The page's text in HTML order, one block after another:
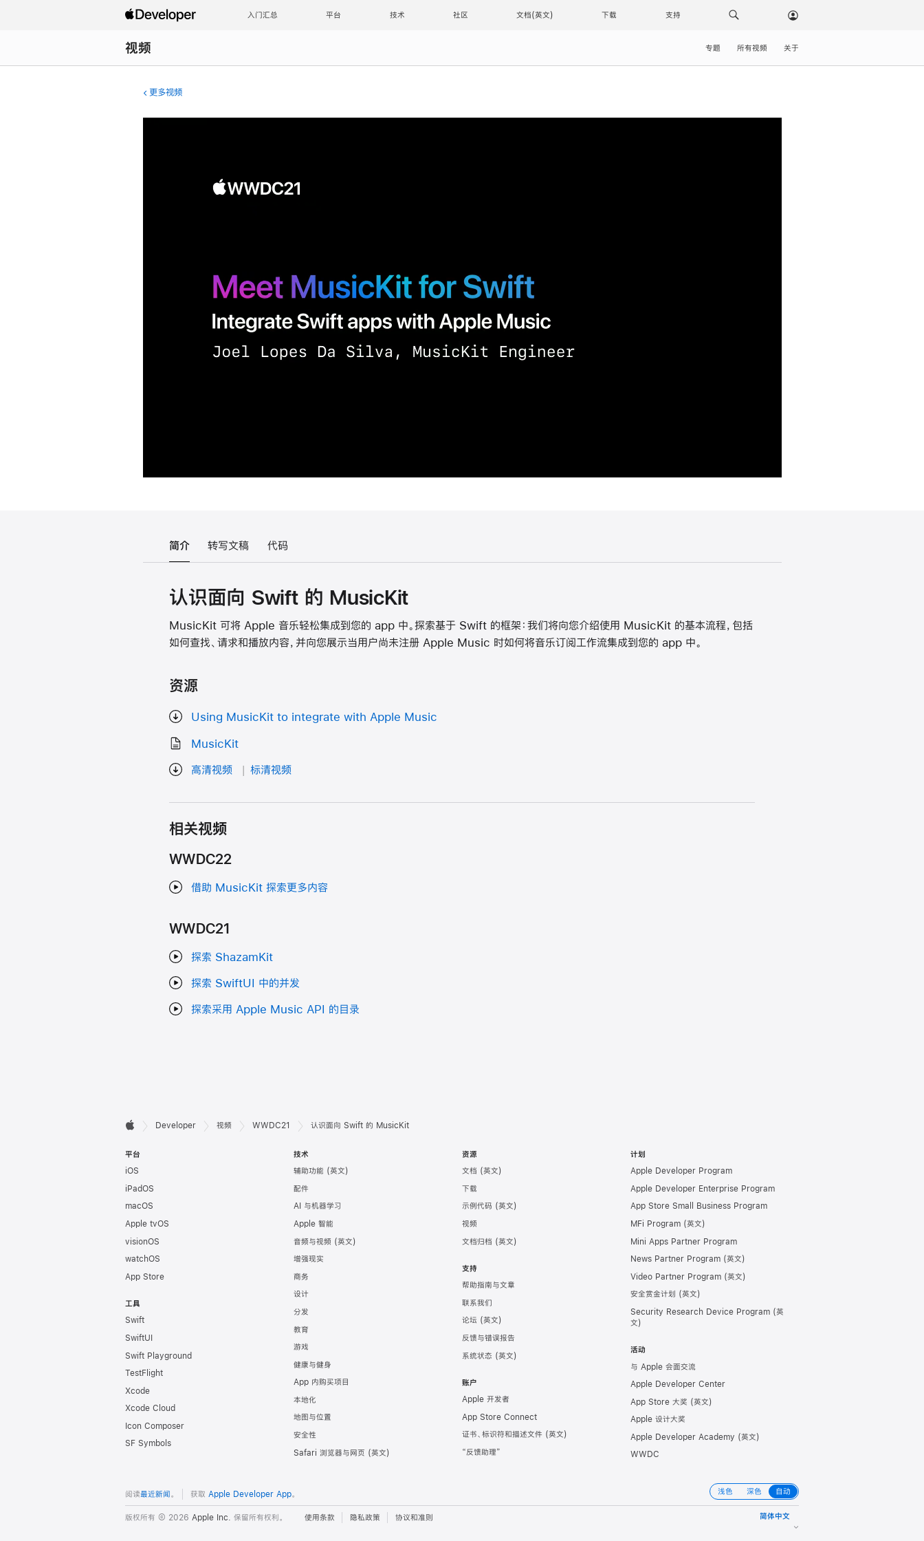
入门汇总 平台 技术 社区 文档 下载 支持
视频 专题 所有视频 关于
更多视频
简介 转写文稿 代码
认识面向 Swift 的 MusicKit
MusicKit 可将 Apple 音乐轻松集成到您的 app 中。探索基于 Swift 的框架：我们将向您介绍使用 MusicKit 的基本流程，包括
如何查找、请求和播放内容，并向您展示当用户尚未注册 Apple Music 时如何将音乐订阅工作流集成到您的 app 中。
资源
Using MusicKit to integrate with Apple Music
MusicKit
高清视频 标清视频
相关视频
WWDC22
借助 MusicKit 探索更多内容
WWDC21
探索 ShazamKit
探索 SwiftUI 中的并发
探索采用 Apple Music API 的目录
开
发
者
页
脚

Developer 视频 WWDC21 认识面向 Swift 的 MusicKit
平台
iOS
iPadOS
macOS
Apple tvOS
visionOS
watchOS
App Store
工具
Swift
SwiftUI
Swift Playground
TestFlight
Xcode
Xcode Cloud
Icon Composer
SF Symbols
技术
辅助功能
配件
AI 与机器学习
Apple 智能
音频与视频
增强现实
商务
设计
分发
教育
游戏
健康与健身
App 内购买项目
本地化
地图与位置
安全性
Safari 浏览器与网页
资源
文档
下载
示例代码
视频
文档归档
支持
帮助指南与文章
联系我们
论坛
反馈与错误报告
系统状态
账户
Apple 开发者
App Store Connect
证书、标识符和描述文件
“反馈助理”
计划
Apple Developer Program
Apple Developer Enterprise Program
App Store Small Business Program
MFi Program
Mini Apps Partner Program
News Partner Program
Video Partner Program
安全赏金计划
Security Research Device Program
活动
与 Apple 会面交流
Apple Developer Center
App Store 大奖
Apple 设计大奖
Apple Developer Academy
WWDC
阅读最近新闻 。 获取 Apple Developer App。 浅色 深色 自动
版权所有 © 2026 Apple Inc. 保留所有权利。 使用条款 隐私政策 协议和准则